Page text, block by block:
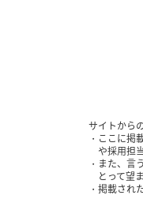
サイトから
ここに掲
や採用担
また、言
とって望
掲載され